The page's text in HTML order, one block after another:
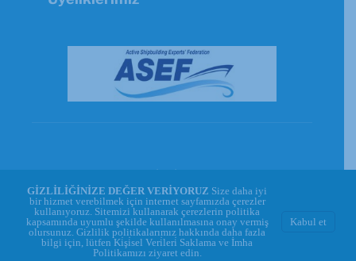
WEBREKA
    
GİZLİLİĞİNİZE DEĞER VERİYORUZ Size daha iyi
bir hizmet verebilmek için internet sayfamızda çerezler
kullanıyoruz. Sitemizi kullanarak çerezlerin politika
kapsamında uyumlu şekilde kullanılmasına onay vermiş
olursunuz. Gizlilik politikalarımız hakkında daha fazla
bilgi için, lütfen Ki̇şi̇sel Veri̇leri̇ Saklama ve İmha
Politikamızı ziyaret edin.
Kabul et